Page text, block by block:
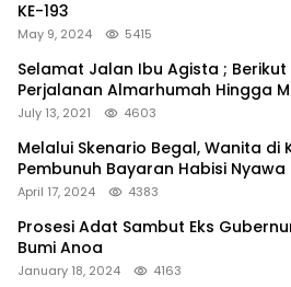
KE-193
May 9, 2024 5415
Selamat Jalan Ibu Agista ;
Perjalanan Almarhumah Hingga
Terakhir
July 13, 2021 4603
Melalui Skenario Begal, Wanita di
Pembunuh Bayaran Habisi
April 17, 2024 4383
Prosesi Adat Sambut Eks
Bumi Anoa
January 18, 2024 4163